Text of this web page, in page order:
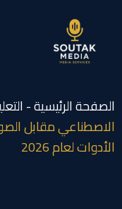
الرئيسية-
مقابل الصوت
لعام 2026